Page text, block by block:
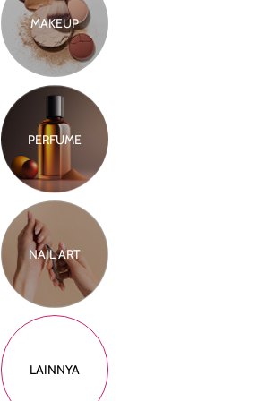
MAKEUP
PERFUME
NAIL ART
LAINNYA